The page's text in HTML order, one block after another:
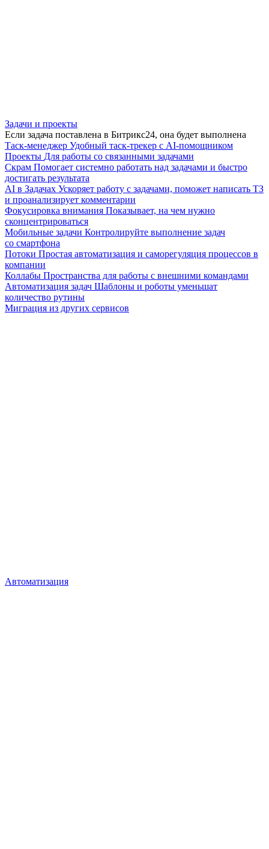
Задачи и проекты
Если задача поставлена в Битрикс24, она будет выполнена
Таск-менеджер Удобный таск-трекер с AI-помощником
Проекты Для работы со связанными задачами
Скрам Помогает системно работать над задачами и быстро
достигать результата
AI в Задачах Ускоряет работу с задачами, поможет написать ТЗ
и проанализирует комментарии
Фокусировка внимания Показывает, на чем нужно
сконцентрироваться
Мобильные задачи Контролируйте выполнение задач
со смартфона
Потоки Простая автоматизация и саморегуляция процессов в
компании
Коллабы Пространства для работы с внешними командами
Автоматизация задач Шаблоны и роботы уменьшат
количество рутины
Миграция из других сервисов
Автоматизация